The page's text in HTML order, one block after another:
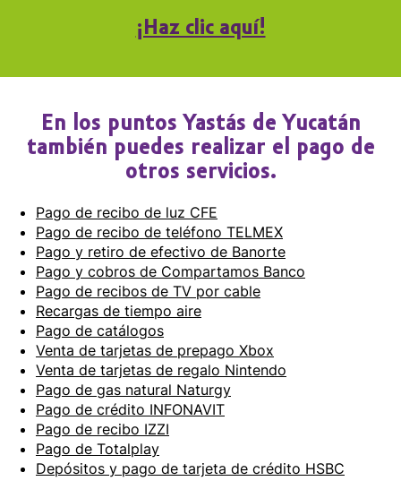
¡Haz clic aquí!
En los puntos Yastás de Yucatán
también puedes realizar el pago de
otros servicios.
Pago de recibo de luz CFE
Pago de recibo de teléfono TELMEX
Pago y retiro de efectivo de Banorte
Pago y cobros de Compartamos Banco
Pago de recibos de TV por cable
Recargas de tiempo aire
Pago de catálogos
Venta de tarjetas de prepago Xbox
Venta de tarjetas de regalo Nintendo
Pago de gas natural Naturgy
Pago de crédito INFONAVIT
Pago de recibo IZZI
Pago de Totalplay
Depósitos y pago de tarjeta de crédito HSBC